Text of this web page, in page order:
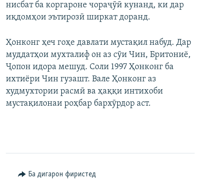
нисбат ба коргароне чораҷӯӣ кунанд, ки дар
иқдомҳои эътирозӣ ширкат доранд.
Ҳонконг ҳеч гоҳе давлати мустақил набуд. Дар
муддатҳои мухталиф он аз сӯи Чин, Бритониё,
Ҷопон идора мешуд. Соли 1997 Ҳонконг ба
ихтиёри Чин гузашт. Вале Ҳонконг аз
худмухтории расмӣ ва ҳаққи интихоби
мустақилонаи роҳбар бархӯрдор аст.
Ба дигарон фиристед